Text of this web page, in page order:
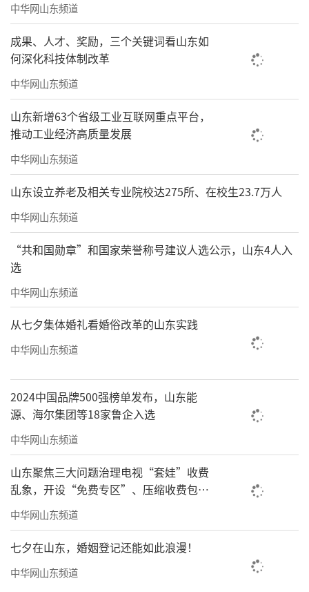
中华网山东频道
成果、人才、奖励，三个关键词看山东如
何深化科技体制改革
中华网山东频道
山东新增63个省级工业互联网重点平台，
推动工业经济高质量发展
中华网山东频道
山东设立养老及相关专业院校达275所、在校生23.7万人
中华网山东频道
“共和国勋章”和国家荣誉称号建议人选公示，山东4人入
选
中华网山东频道
从七夕集体婚礼看婚俗改革的山东实践
中华网山东频道
2024中国品牌500强榜单发布，山东能
源、海尔集团等18家鲁企入选
中华网山东频道
山东聚焦三大问题治理电视“套娃”收费
乱象，开设“免费专区”、压缩收费包比
例70%以上
中华网山东频道
七夕在山东，婚姻登记还能如此浪漫！
中华网山东频道